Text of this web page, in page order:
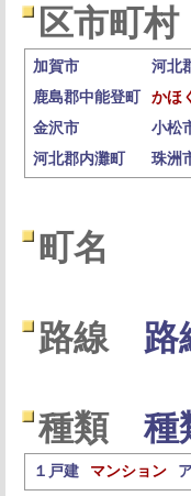
区市町村
加賀市 河北
鹿島郡中能登町
かほ
金沢市
小松
河北郡内灘町
珠洲
町名
路線 路
種類 種
１戸建 マンション